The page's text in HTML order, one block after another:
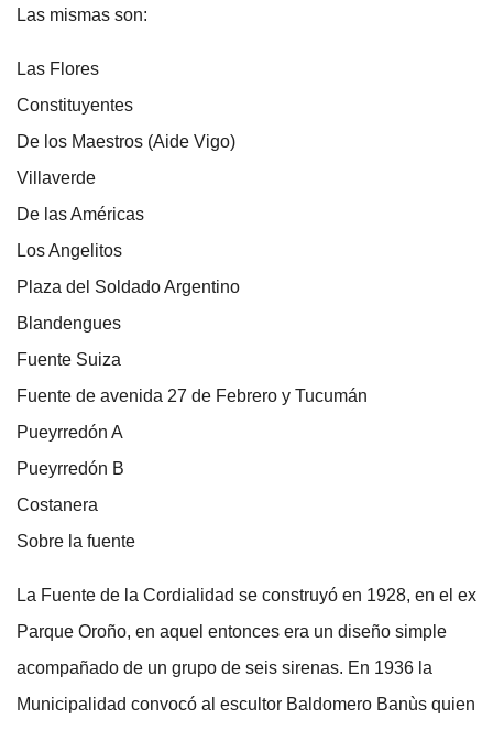
Las mismas son:
Las Flores
Constituyentes
De los Maestros (Aide Vigo)
Villaverde
De las Américas
Los Angelitos
Plaza del Soldado Argentino
Blandengues
Fuente Suiza
Fuente de avenida 27 de Febrero y Tucumán
Pueyrredón A
Pueyrredón B
Costanera
Sobre la fuente
La Fuente de la Cordialidad se construyó en 1928, en el ex
Parque Oroño, en aquel entonces era un diseño simple
acompañado de un grupo de seis sirenas. En 1936 la
Municipalidad convocó al escultor Baldomero Banùs quien